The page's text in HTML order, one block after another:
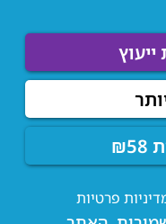
פרטיות